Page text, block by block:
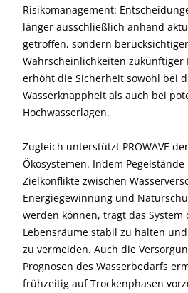
Risikomanagement:
länger ausschließlich anhand
getroffen, sondern
Wahrscheinlichkeiten zukünftiger
erhöht die Sicherheit sowohl bei
Wasserknappheit als auch bei
Hochwasserlagen.
Zugleich unterstützt PROWAVE
Ökosystemen. Indem
Zielkonflikte zwischen
Energiegewinnung und
werden können, trägt das System
Lebensräume stabil zu halten
zu vermeiden. Auch die
Prognosen des Wasserbedarfs
frühzeitig auf Trockenphasen